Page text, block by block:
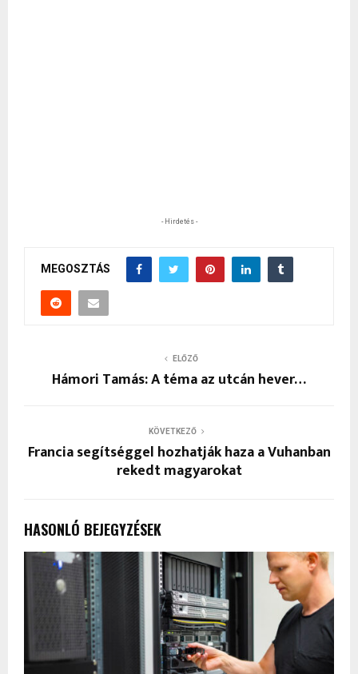
- Hirdetés -
MEGOSZTÁS
ELŐZŐ
Hámori Tamás: A téma az utcán hever…
KÖVETKEZŐ
Francia segítséggel hozhatják haza a Vuhanban
rekedt magyarokat
HASONLÓ BEJEGYZÉSEK